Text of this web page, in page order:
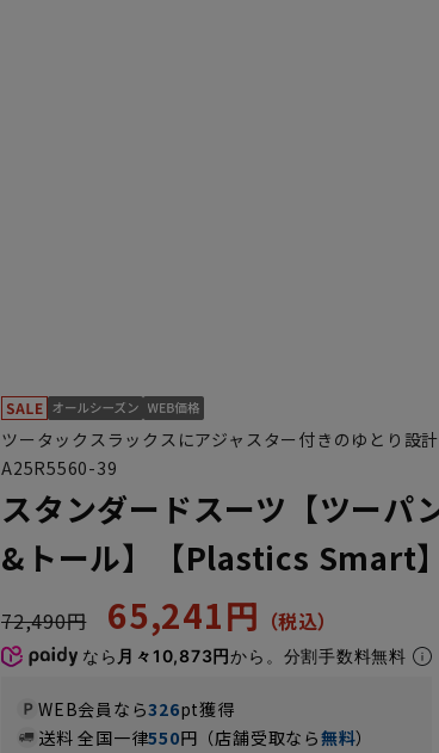
ツータックスラックスにアジャスター付きのゆとり設計
A25R5560-39
スタンダードスーツ【ツーパ
&トール】【Plastics Smart】
72,490円 65,241円
なら 月々10,873円から。分割手数料無料
WEB会員なら326pt獲得
送料 全国一律550円（店舗受取なら無料）